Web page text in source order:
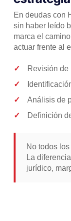
En deudas con
sin haber leído
marca el
actuar frente al
Revisión de
Análisis de
Definición
No todos
La
jurídico,